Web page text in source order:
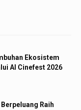
Ekosistem
AI Cinefest 2026
Raih